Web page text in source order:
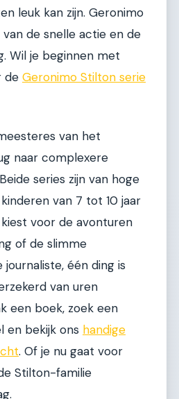
leuk kan zijn. Geronimo
de snelle actie en de
Wil je beginnen met
de Geronimo Stilton serie
van het
naar complexere
series zijn van hoge
van 7 tot 10 jaar
voor de avonturen
of de slimme
één ding is
van uren
een boek, zoek een
en bekijk ons handige
. Of je nu gaat voor
Stilton-familie